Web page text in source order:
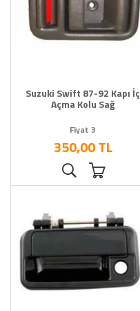
Suzuki Swift 87-92 Kapı İç
Açma Kolu Sağ
Fiyat 3
350,00 TL